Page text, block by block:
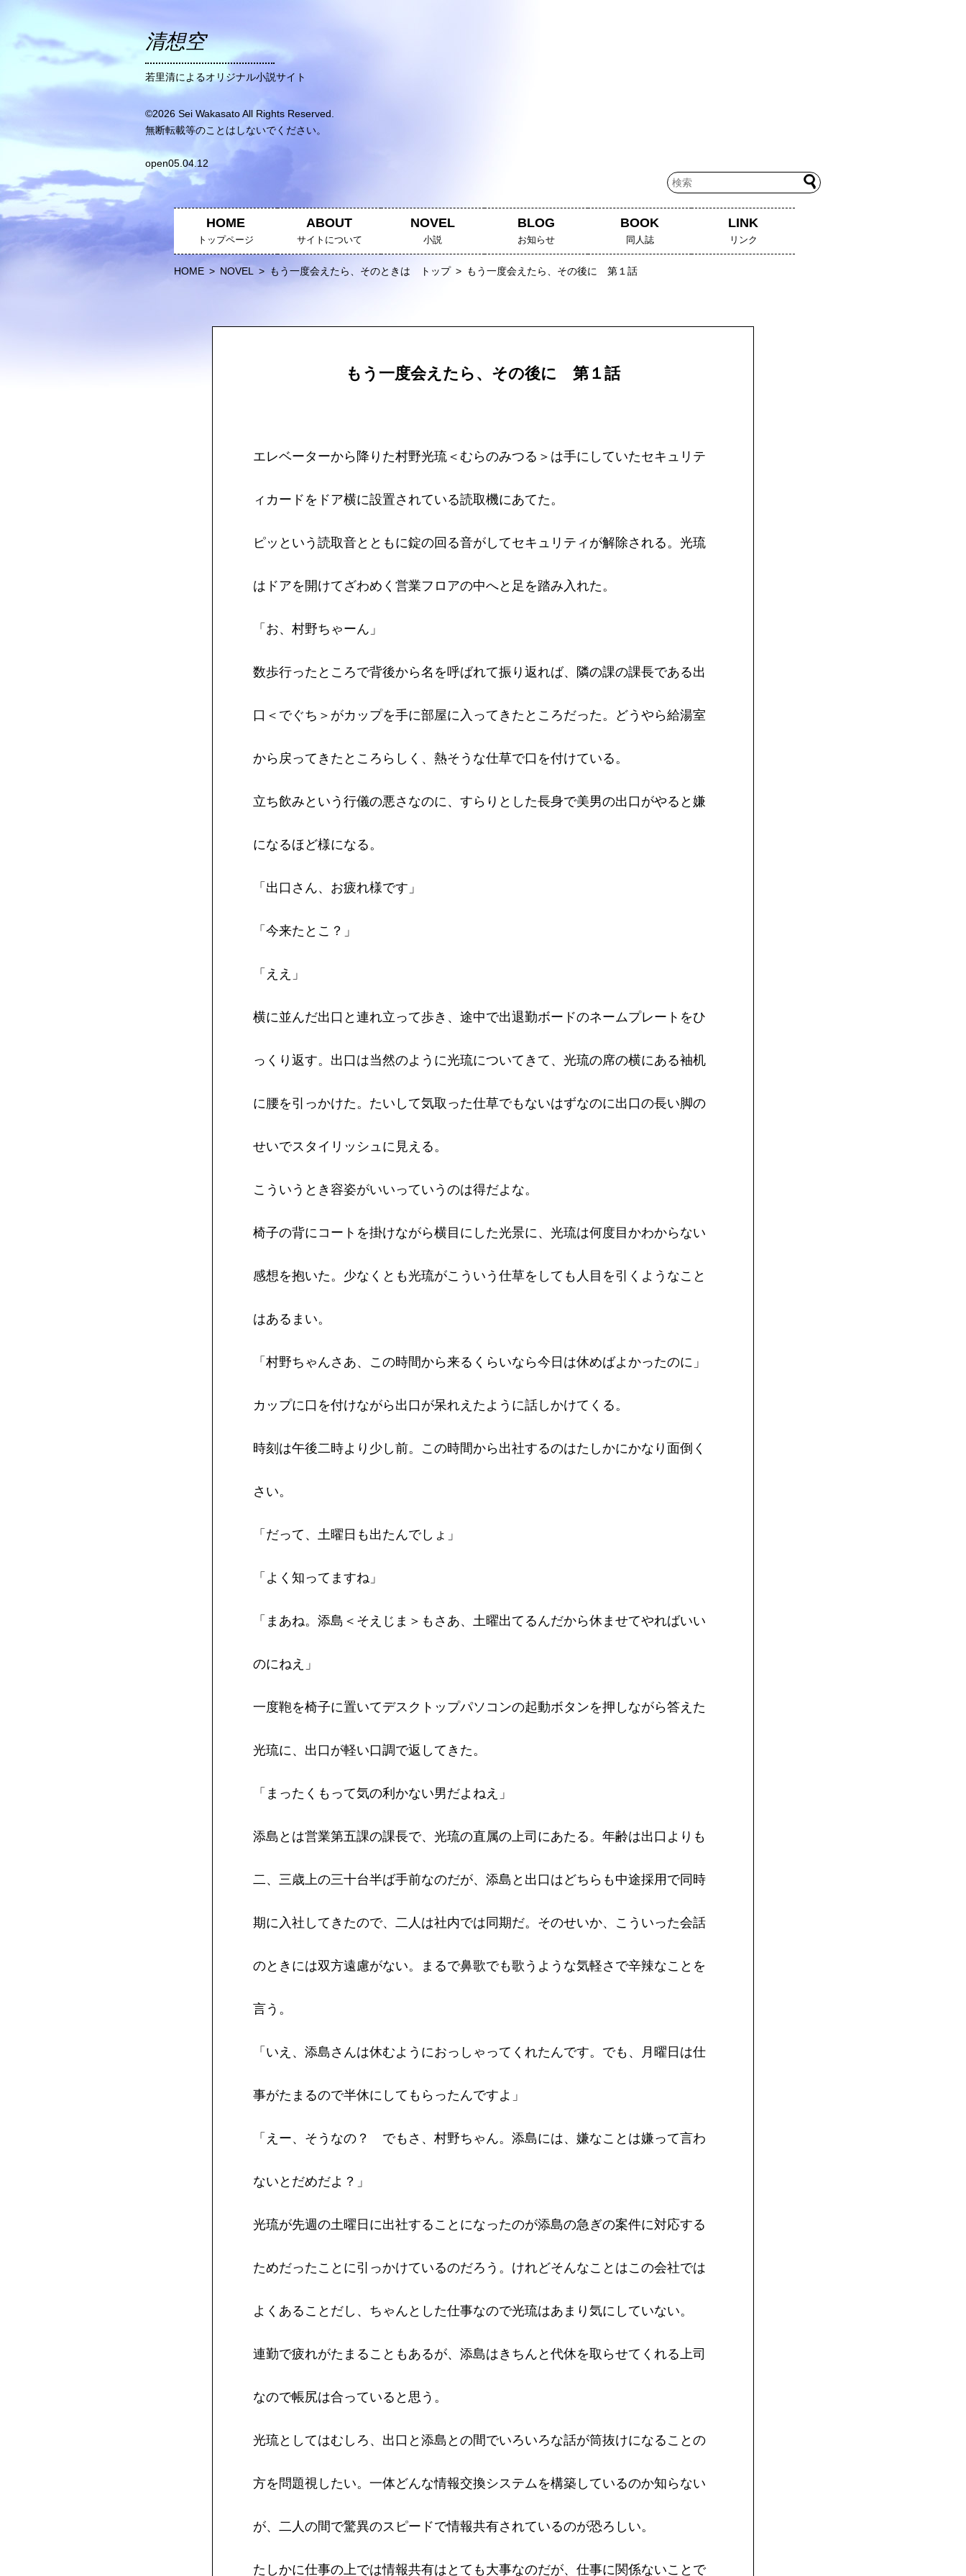
清想空
若里清によるオリジナル小説サイト
©2026 Sei Wakasato All Rights Reserved.
無断転載等のことはしないでください。
open05.04.12
HOME
トップページ
ABOUT
サイトについて
NOVEL
小説
BLOG
お知らせ
BOOK
同人誌
LINK
リンク
HOME > NOVEL > もう一度会えたら、そのときは トップ > もう一度会えたら、その後に 第１話
もう一度会えたら、その後に 第１話
エレベーターから降りた村野光琉＜むらのみつる＞は手にしていたセキュリテ
ィカードをドア横に設置されている読取機にあてた。
ピッという読取音とともに錠の回る音がしてセキュリティが解除される。光琉
はドアを開けてざわめく営業フロアの中へと足を踏み入れた。
「お、村野ちゃーん」
数歩行ったところで背後から名を呼ばれて振り返れば、隣の課の課長である出
口＜でぐち＞がカップを手に部屋に入ってきたところだった。どうやら給湯室
から戻ってきたところらしく、熱そうな仕草で口を付けている。
立ち飲みという行儀の悪さなのに、すらりとした長身で美男の出口がやると嫌
になるほど様になる。
「出口さん、お疲れ様です」
「今来たとこ？」
「ええ」
横に並んだ出口と連れ立って歩き、途中で出退勤ボードのネームプレートをひ
っくり返す。出口は当然のように光琉についてきて、光琉の席の横にある袖机
に腰を引っかけた。たいして気取った仕草でもないはずなのに出口の長い脚の
せいでスタイリッシュに見える。
こういうとき容姿がいいっていうのは得だよな。
椅子の背にコートを掛けながら横目にした光景に、光琉は何度目かわからない
感想を抱いた。少なくとも光琉がこういう仕草をしても人目を引くようなこと
はあるまい。
「村野ちゃんさあ、この時間から来るくらいなら今日は休めばよかったのに」
カップに口を付けながら出口が呆れえたように話しかけてくる。
時刻は午後二時より少し前。この時間から出社するのはたしかにかなり面倒く
さい。
「だって、土曜日も出たんでしょ」
「よく知ってますね」
「まあね。添島＜そえじま＞もさあ、土曜出てるんだから休ませてやればいい
のにねえ」
一度鞄を椅子に置いてデスクトップパソコンの起動ボタンを押しながら答えた
光琉に、出口が軽い口調で返してきた。
「まったくもって気の利かない男だよねえ」
添島とは営業第五課の課長で、光琉の直属の上司にあたる。年齢は出口よりも
二、三歳上の三十台半ば手前なのだが、添島と出口はどちらも中途採用で同時
期に入社してきたので、二人は社内では同期だ。そのせいか、こういった会話
のときには双方遠慮がない。まるで鼻歌でも歌うような気軽さで辛辣なことを
言う。
「いえ、添島さんは休むようにおっしゃってくれたんです。でも、月曜日は仕
事がたまるので半休にしてもらったんですよ」
「えー、そうなの？ でもさ、村野ちゃん。添島には、嫌なことは嫌って言わ
ないとだめだよ？」
光琉が先週の土曜日に出社することになったのが添島の急ぎの案件に対応する
ためだったことに引っかけているのだろう。けれどそんなことはこの会社では
よくあることだし、ちゃんとした仕事なので光琉はあまり気にしていない。
連勤で疲れがたまることもあるが、添島はきちんと代休を取らせてくれる上司
なので帳尻は合っていると思う。
光琉としてはむしろ、出口と添島との間でいろいろな話が筒抜けになることの
方を問題視したい。一体どんな情報交換システムを構築しているのか知らない
が、二人の間で驚異のスピードで情報共有されているのが恐ろしい。
たしかに仕事の上では情報共有はとても大事なのだが、仕事に関係ないことで